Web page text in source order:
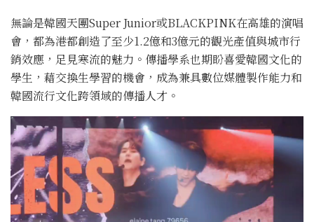
無論是韓國天團Super Junior或BLACKPINK在高雄的演唱
會，都為港都創造了至少1.2億和3億元的觀光產值與城市行
銷效應，足見寒流的魅力。傳播學系也期盼喜愛韓國文化的
學生，藉交換生學習的機會，成為兼具數位媒體製作能力和
韓國流行文化跨領域的傳播人才。